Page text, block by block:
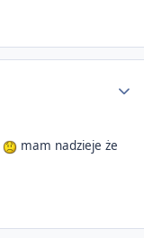
mam nadzieje że